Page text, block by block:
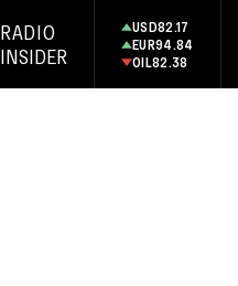
RADIO
INSIDER
USD82.17
EUR94.84
OIL82.38